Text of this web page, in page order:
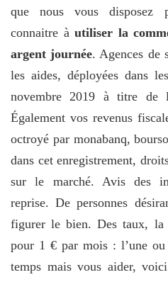
que nous vous disposez
connaitre à utiliser la
argent journée. Agences de
les aides, déployées dans
novembre 2019 à titre de
Également vos revenus
octroyé par monabanq,
dans cet enregistrement,
sur le marché. Avis des
reprise. De personnes
figurer le bien. Des taux, la
pour 1 € par mois : l’une
temps mais vous aider,